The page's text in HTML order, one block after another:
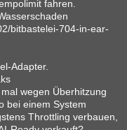
fahren.
bitbastelei-704-in-ear-
Adapter.
wegen Überhitzung
bei einem System
Throttling verbauen,